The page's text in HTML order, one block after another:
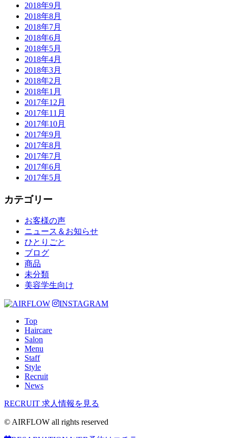
2018年9月
2018年8月
2018年7月
2018年6月
2018年5月
2018年4月
2018年3月
2018年2月
2018年1月
2017年12月
2017年11月
2017年10月
2017年9月
2017年8月
2017年7月
2017年6月
2017年5月
カテゴリー
お客様の声
ニュース＆お知らせ
ひとりごと
ブログ
商品
未分類
美容学生向け
INSTAGRAM
Top
Haircare
Salon
Menu
Staff
Style
Recruit
News
RECRUIT 求人情報を見る
© AIRFLOW all rights reserved